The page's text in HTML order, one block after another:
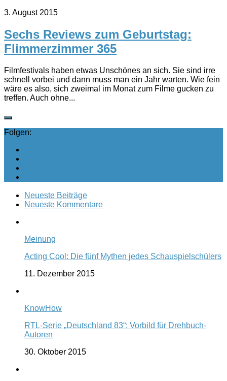
3. August 2015
Sechs Reviews zum Geburtstag:
Flimmerzimmer 365
Filmfestivals haben etwas Unschönes an sich. Sie sind irre
schnell vorbei und dann muss man ein Jahr warten. Wie fein
wäre es also, sich zweimal im Monat zum Filme gucken zu
treffen. Auch ohne...
Folgen:
Neueste Beiträge
Neueste Kommentare
Meinung
Acting Cool: Die fünf Mythen jedes Schauspielschülers
11. Dezember 2015
KnowHow
RTL-Serie „Deutschland 83“: Vorbild für Drehbuch-
Autoren
30. Oktober 2015